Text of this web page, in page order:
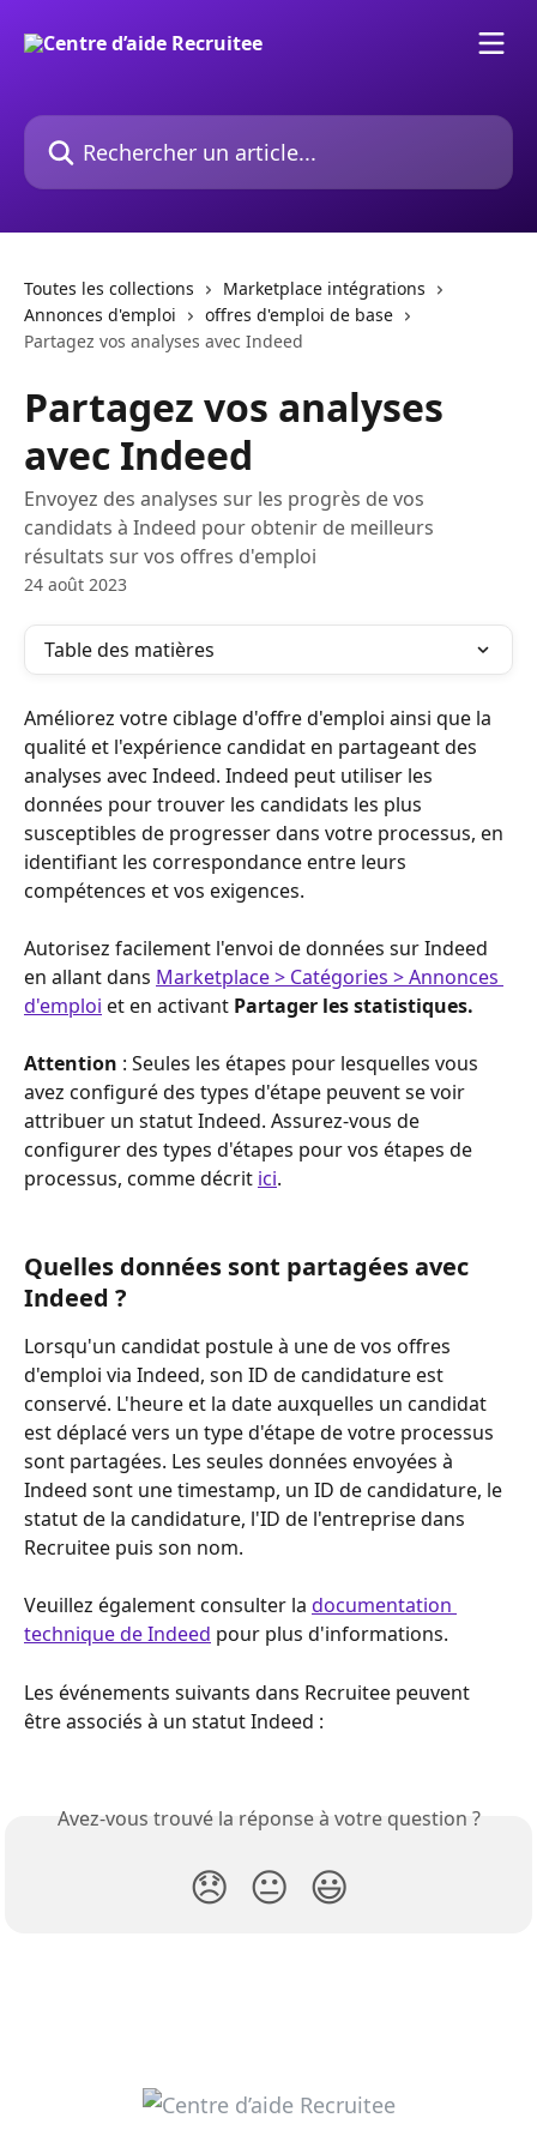
Rechercher un article...
Toutes les collections
Marketplace intégrations
Annonces d'emploi
offres d'emploi de base
Partagez vos analyses avec Indeed
Partagez vos analyses
avec Indeed
Envoyez des analyses sur les progrès de vos
candidats à Indeed pour obtenir de meilleurs
résultats sur vos offres d'emploi
24 août 2023
Table des matières
Améliorez votre ciblage d'offre d'emploi ainsi que la
qualité et l'expérience candidat en partageant des
analyses avec Indeed. Indeed peut utiliser les
données pour trouver les candidats les plus
susceptibles de progresser dans votre processus, en
identifiant les correspondance entre leurs
compétences et vos exigences.
Autorisez facilement l'envoi de données sur Indeed
en allant dans Marketplace > Catégories > Annonces
d'emploi et en activant Partager les statistiques.
Attention : Seules les étapes pour lesquelles vous
avez configuré des types d'étape peuvent se voir
attribuer un statut Indeed. Assurez-vous de
configurer des types d'étapes pour vos étapes de
processus, comme décrit ici.
Quelles données sont partagées avec
Indeed ?
Lorsqu'un candidat postule à une de vos offres
d'emploi via Indeed, son ID de candidature est
conservé. L'heure et la date auxquelles un candidat
est déplacé vers un type d'étape de votre processus
sont partagées. Les seules données envoyées à
Indeed sont une timestamp, un ID de candidature, le
statut de la candidature, l'ID de l'entreprise dans
Recruitee puis son nom.
Veuillez également consulter la documentation
technique de Indeed pour plus d'informations.
Les événements suivants dans Recruitee peuvent
être associés à un statut Indeed :
Avez-vous trouvé la réponse à votre question ?
😞 😐 😃